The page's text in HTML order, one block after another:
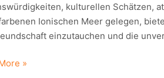
kulturellen Schätzen,
Ionischen Meer gelegen,
einzutauchen und die
»